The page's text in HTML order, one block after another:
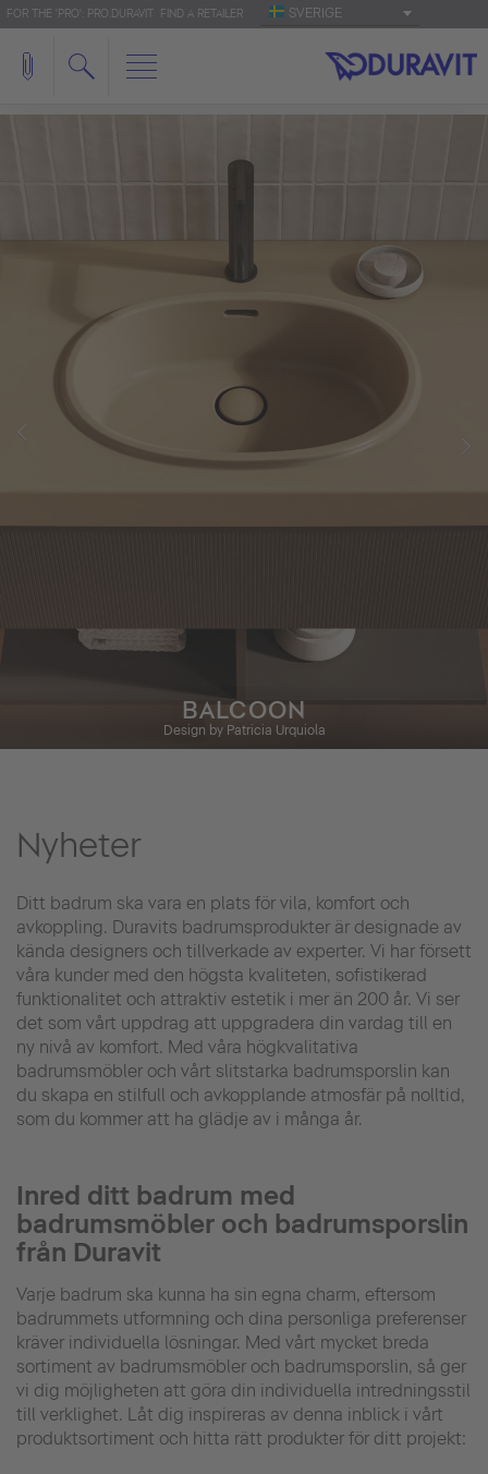
FOR THE 'PRO': PRO.DURAVIT FIND A RETAILER SVERIGE
BALCOON
Design by Patricia Urquiola
Nyheter
Ditt badrum ska vara en plats för vila, komfort och
avkoppling. Duravits badrumsprodukter är designade av
kända designers och tillverkade av experter. Vi har försett
våra kunder med den högsta kvaliteten, sofistikerad
funktionalitet och attraktiv estetik i mer än 200 år. Vi ser
det som vårt uppdrag att uppgradera din vardag till en
ny nivå av komfort. Med våra högkvalitativa
badrumsmöbler och vårt slitstarka badrumsporslin kan
du skapa en stilfull och avkopplande atmosfär på nolltid,
som du kommer att ha glädje av i många år.
Inred ditt badrum med
badrumsmöbler och badrumsporslin
från Duravit
Varje badrum ska kunna ha sin egna charm, eftersom
badrummets utformning och dina personliga preferenser
kräver individuella lösningar. Med vårt mycket breda
sortiment av badrumsmöbler och badrumsporslin, så ger
vi dig möjligheten att göra din individuella intredningsstil
till verklighet. Låt dig inspireras av denna inblick i vårt
produktsortiment och hitta rätt produkter för ditt projekt: